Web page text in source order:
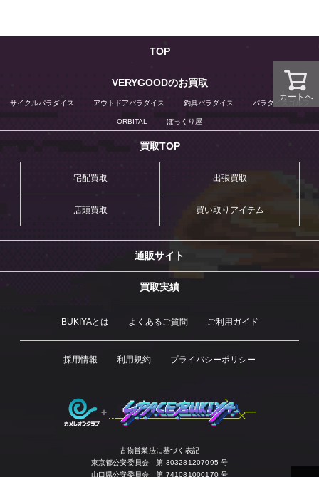
カートへ
TOP
VERYGOODのお買取
サイクルパラダイス アウトドアパラダイス 釣具パラダイス パラダイスゴルフ
ORBITAL ぼっくり屋
買取TOP
宅配買取 出張買取
店頭買取 買い取りアイテム
通販サイト
買取実績
BUKIYAとは よくあるご質問 ご利用ガイド
採用情報 利用規約 プライバシーポリシー
古物営業法に基づく表記
東京都公安委員会 第 303281207095 号
山口県公安委員会 第 741081000170 号